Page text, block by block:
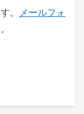
。
メールフォ